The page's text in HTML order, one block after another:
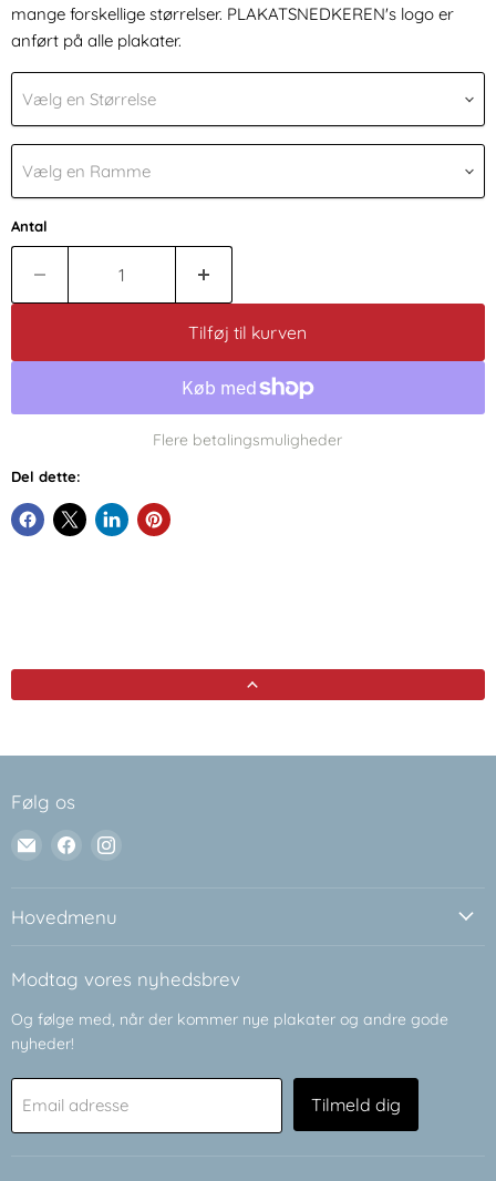
mange forskellige størrelser. PLAKATSNEDKEREN's logo er
anført på alle plakater.
Vælg en Størrelse
Vælg en Ramme
Antal
Tilføj til kurven
Flere betalingsmuligheder
Del dette:
Følg os
Email
Find
Facebook
Hovedmenu
Modtag vores nyhedsbrev
Og følge med, når der kommer nye plakater og andre gode
nyheder!
Email adresse Tilmeld dig